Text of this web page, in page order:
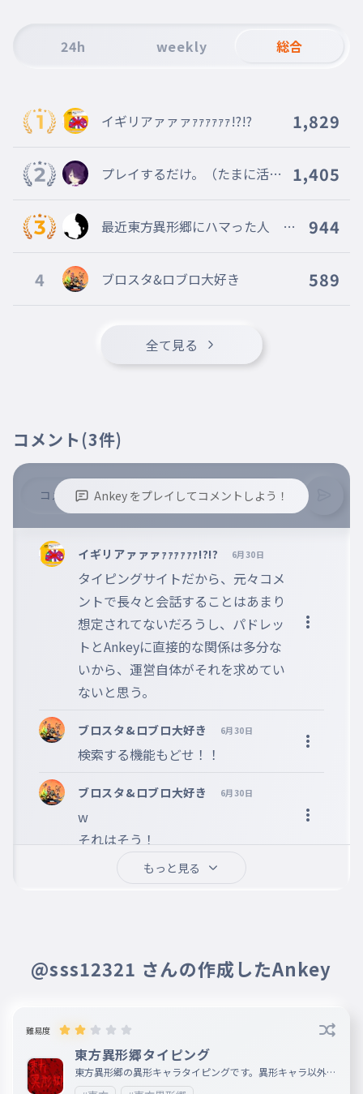
24h weekly 総合
イギリアァァァｧｧｧｧｧｧ!?!? 1,829
プレイするだけ。（たまに活動
1,405
最近東方異形郷にハマった人 mu
944
4 ブロスタ&ロブロ大好き 589
全て見る
コメント (3件)
Ankey をプレイしてコメントしよう！
※コメントするには、ログインが必要です。
イギリアァァァｧｧｧｧｧｧ!?!? 6月30日
タイピングサイトだから、元々コメ
ントで長々と会話することはあまり
想定されてないだろうし、パドレッ
トとAnkeyに直接的な関係は多分な
いから、運営自体がそれを求めてい
ないと思う。
ブロスタ&ロブロ大好き 6月30日
検索する機能もどせ！！
ブロスタ&ロブロ大好き 6月30日
w
それはそう！
もっと見る
@sss12321 さんの作成したAnkey
難易度
東方異形郷タイピング
東方異形郷の異形キャラタイピングです。異形キャラ以外も
入れてるよ